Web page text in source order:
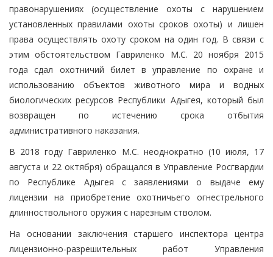
правонарушениях (осуществление охоты с нарушением
установленных правилами охоты сроков охоты) и лишен
права осуществлять охоту сроком на один год. В связи с
этим обстоятельством Гавриленко М.С. 20 ноября 2015
года сдал охотничий билет в управление по охране и
использованию объектов животного мира и водных
биологических ресурсов Республики Адыгея, который был
возвращен по истечению срока отбытия
административного наказания.
В 2018 году Гавриленко М.С. неоднократно (10 июля, 17
августа и 22 октября) обращался в Управление Росгвардии
по Республике Адыгея с заявлениями о выдаче ему
лицензии на приобретение охотничьего огнестрельного
длинноствольного оружия с нарезным стволом.
На основании заключения старшего инспектора центра
лицензионно-разрешительных работ Управления